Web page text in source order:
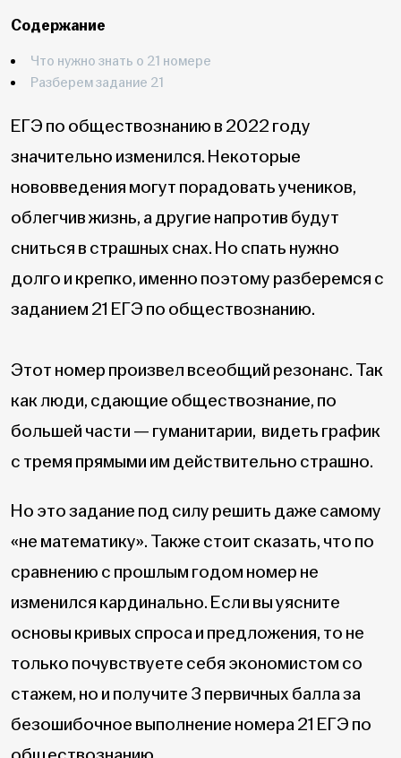
Содержание
Что нужно знать о 21 номере
Разберем задание 21
ЕГЭ по обществознанию в 2022 году
значительно изменился. Некоторые
нововведения могут порадовать учеников,
облегчив жизнь, а другие напротив будут
сниться в страшных снах. Но спать нужно
долго и крепко, именно поэтому разберемся с
заданием 21 ЕГЭ по обществознанию.
Этот номер произвел всеобщий резонанс. Так
как люди, сдающие обществознание, по
большей части — гуманитарии, видеть график
с тремя прямыми им действительно страшно.
Но это задание под силу решить даже самому
«не математику». Также стоит сказать, что по
сравнению с прошлым годом номер не
изменился кардинально. Если вы уясните
основы кривых спроса и предложения, то не
только почувствуете себя экономистом со
стажем, но и получите 3 первичных балла за
безошибочное выполнение номера 21 ЕГЭ по